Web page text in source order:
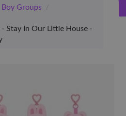
Boy Groups
/
Stay In Our Little House -